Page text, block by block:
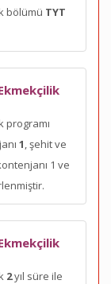
bölümü TYT
programı
1, şehit ve
1 ve
2yıl süre ile